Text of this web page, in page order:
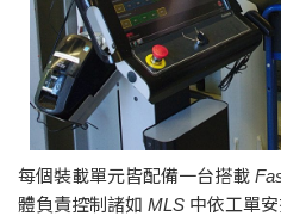
每個裝載單元皆配備一台搭載
體負責控制諸如 MLS 中依工單